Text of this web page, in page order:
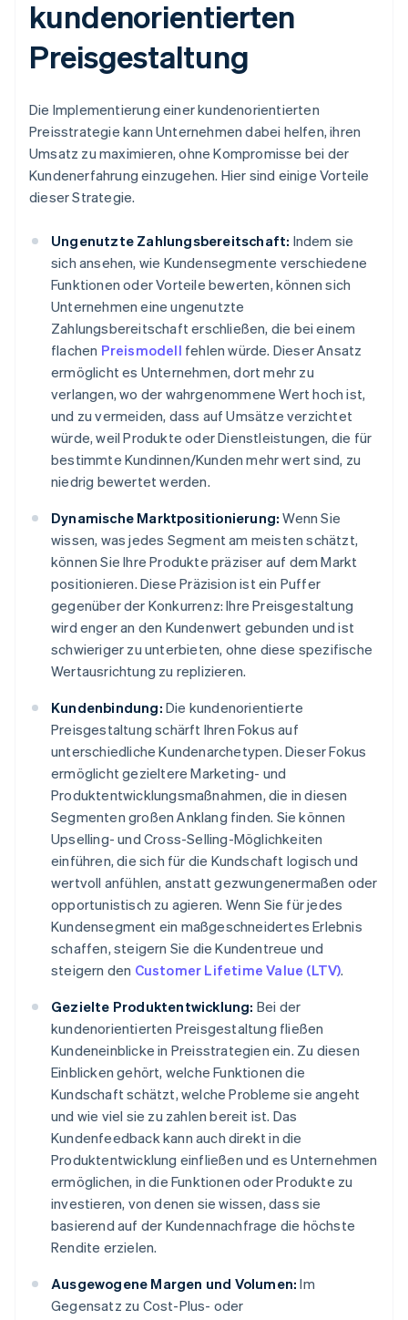
kundenorientierten
Preisgestaltung
Die Implementierung einer kundenorientierten
Preisstrategie kann Unternehmen dabei helfen, ihren
Umsatz zu maximieren, ohne Kompromisse bei der
Kundenerfahrung einzugehen. Hier sind einige Vorteile
dieser Strategie.
Ungenutzte Zahlungsbereitschaft: Indem sie
sich ansehen, wie Kundensegmente verschiedene
Funktionen oder Vorteile bewerten, können sich
Unternehmen eine ungenutzte
Zahlungsbereitschaft erschließen, die bei einem
flachen Preismodell fehlen würde. Dieser Ansatz
ermöglicht es Unternehmen, dort mehr zu
verlangen, wo der wahrgenommene Wert hoch ist,
und zu vermeiden, dass auf Umsätze verzichtet
würde, weil Produkte oder Dienstleistungen, die für
bestimmte Kundinnen/Kunden mehr wert sind, zu
niedrig bewertet werden.
Dynamische Marktpositionierung: Wenn Sie
wissen, was jedes Segment am meisten schätzt,
können Sie Ihre Produkte präziser auf dem Markt
positionieren. Diese Präzision ist ein Puffer
gegenüber der Konkurrenz: Ihre Preisgestaltung
wird enger an den Kundenwert gebunden und ist
schwieriger zu unterbieten, ohne diese spezifische
Wertausrichtung zu replizieren.
Kundenbindung: Die kundenorientierte
Preisgestaltung schärft Ihren Fokus auf
unterschiedliche Kundenarchetypen. Dieser Fokus
ermöglicht gezieltere Marketing- und
Produktentwicklungsmaßnahmen, die in diesen
Segmenten großen Anklang finden. Sie können
Upselling- und Cross-Selling-Möglichkeiten
einführen, die sich für die Kundschaft logisch und
wertvoll anfühlen, anstatt gezwungenermaßen oder
opportunistisch zu agieren. Wenn Sie für jedes
Kundensegment ein maßgeschneidertes Erlebnis
schaffen, steigern Sie die Kundentreue und
steigern den Customer Lifetime Value (LTV).
Gezielte Produktentwicklung: Bei der
kundenorientierten Preisgestaltung fließen
Kundeneinblicke in Preisstrategien ein. Zu diesen
Einblicken gehört, welche Funktionen die
Kundschaft schätzt, welche Probleme sie angeht
und wie viel sie zu zahlen bereit ist. Das
Kundenfeedback kann auch direkt in die
Produktentwicklung einfließen und es Unternehmen
ermöglichen, in die Funktionen oder Produkte zu
investieren, von denen sie wissen, dass sie
basierend auf der Kundennachfrage die höchste
Rendite erzielen.
Ausgewogene Margen und Volumen: Im
Gegensatz zu Cost-Plus- oder